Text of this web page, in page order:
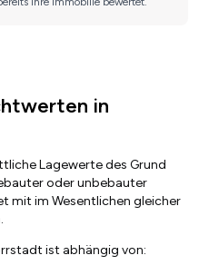
in
Lagewerte des Grund
oder unbebauter
mit im Wesentlichen gleicher
ist abhängig von: